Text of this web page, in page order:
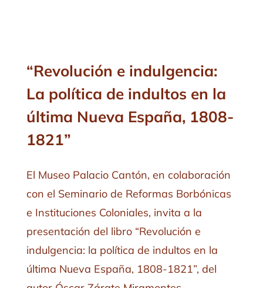
“Revolución e indulgencia:
La política de indultos en la
última Nueva España, 1808-
1821”
El Museo Palacio Cantón, en colaboración
con el Seminario de Reformas Borbónicas
e Instituciones Coloniales, invita a la
presentación del libro “Revolución e
indulgencia: la política de indultos en la
última Nueva España, 1808-1821”, del